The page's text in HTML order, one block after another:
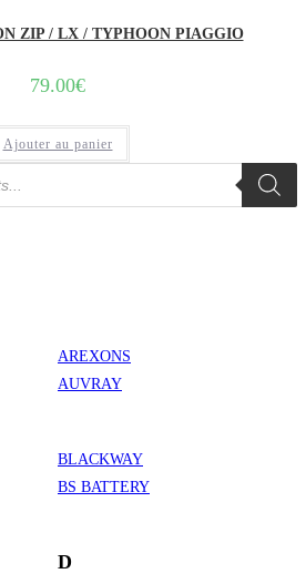
ZIP / LX / TYPHOON PIAGGIO
79.00€
Ajouter au panier
AREXONS
AUVRAY
BLACKWAY
BS BATTERY
D